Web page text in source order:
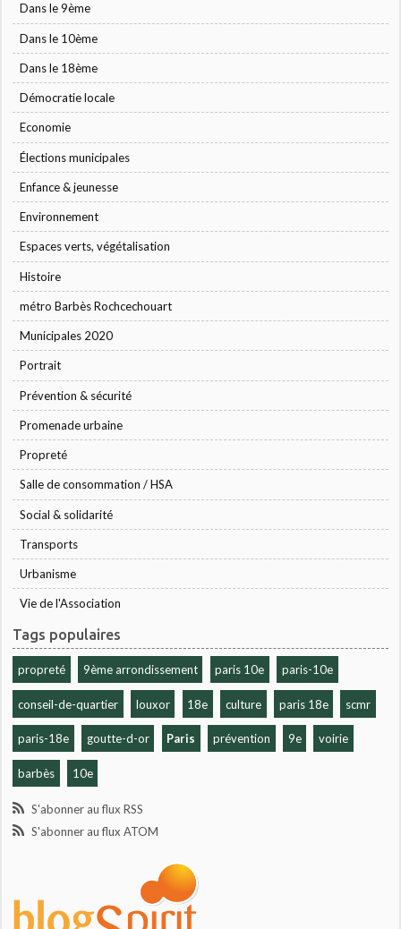
Dans le 9ème
Dans le 10ème
Dans le 18ème
Démocratie locale
Economie
Élections municipales
Enfance & jeunesse
Environnement
Espaces verts, végétalisation
Histoire
métro Barbès Rochcechouart
Municipales 2020
Portrait
Prévention & sécurité
Promenade urbaine
Propreté
Salle de consommation / HSA
Social & solidarité
Transports
Urbanisme
Vie de l'Association
Tags populaires
propreté 9ème arrondissement paris 10e paris-10e
conseil-de-quartier louxor 18e culture paris 18e scmr
paris-18e goutte-d-or Paris prévention 9e voirie
barbès 10e
S'abonner au flux RSS
S'abonner au flux ATOM